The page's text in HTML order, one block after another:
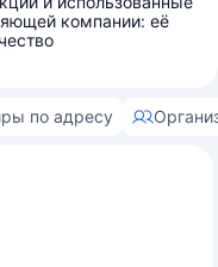
компании: её
по адресу